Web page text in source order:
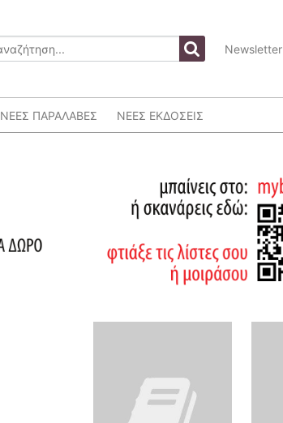
Newsletter
ΝΕΕΣ ΠΑΡΑΛΑΒΕΣ ΝΕΕΣ ΕΚΔΟΣΕΙΣ